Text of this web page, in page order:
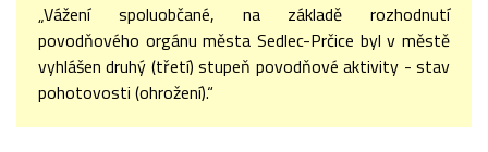
„Vážení spoluobčané, na základě rozhodnutí
povodňového orgánu města Sedlec-Prčice byl v městě
vyhlášen druhý (třetí) stupeň povodňové aktivity - stav
pohotovosti (ohrožení).“